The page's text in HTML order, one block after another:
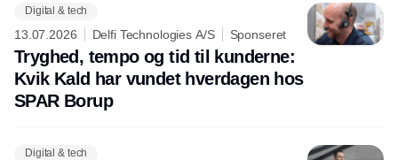
Digital & tech
13.07.2026 Delfi Technologies A/S Sponseret
Tryghed, tempo og tid til kunderne:
Kvik Kald har vundet hverdagen hos
SPAR Borup
Digital & tech